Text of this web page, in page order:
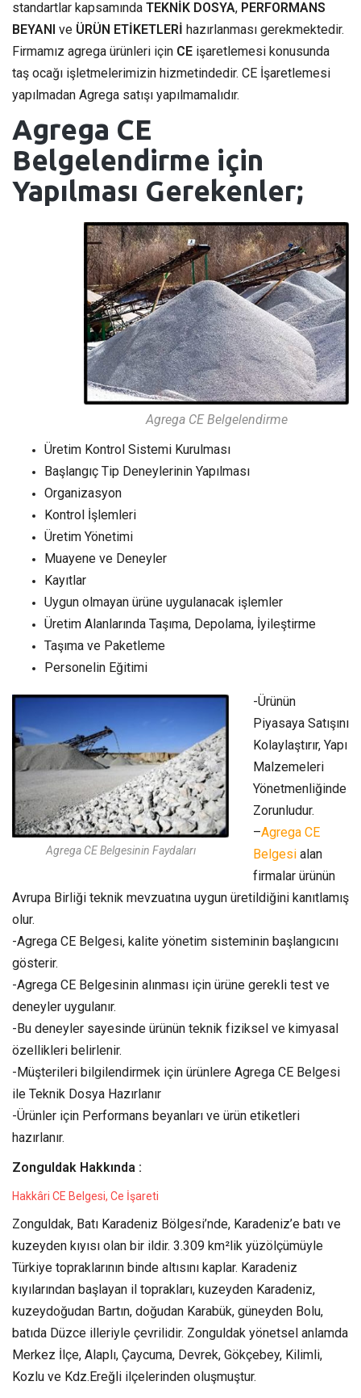
standartlar kapsamında TEKNİK DOSYA, PERFORMANS
BEYANI ve ÜRÜN ETİKETLERİ hazırlanması gerekmektedir.
Firmamız agrega ürünleri için CE işaretlemesi konusunda
taş ocağı işletmelerimizin hizmetindedir. CE İşaretlemesi
yapılmadan Agrega satışı yapılmamalıdır.
Agrega CE
Belgelendirme için
Yapılması Gerekenler;
Agrega CE Belgelendirme
Üretim Kontrol Sistemi Kurulması
Başlangıç Tip Deneylerinin Yapılması
Organizasyon
Kontrol İşlemleri
Üretim Yönetimi
Muayene ve Deneyler
Kayıtlar
Uygun olmayan ürüne uygulanacak işlemler
Üretim Alanlarında Taşıma, Depolama, İyileştirme
Taşıma ve Paketleme
Personelin Eğitimi
Agrega CE Belgesinin Faydaları
-Ürünün
Piyasaya Satışını
Kolaylaştırır, Yapı
Malzemeleri
Yönetmenliğinde
Zorunludur.
–Agrega CE
Belgesi alan
firmalar ürünün
Avrupa Birliği teknik mevzuatına uygun üretildiğini kanıtlamış
olur.
-Agrega CE Belgesi, kalite yönetim sisteminin başlangıcını
gösterir.
-Agrega CE Belgesinin alınması için ürüne gerekli test ve
deneyler uygulanır.
-Bu deneyler sayesinde ürünün teknik fiziksel ve kimyasal
özellikleri belirlenir.
-Müşterileri bilgilendirmek için ürünlere Agrega CE Belgesi
ile Teknik Dosya Hazırlanır
-Ürünler için Performans beyanları ve ürün etiketleri
hazırlanır.
Zonguldak Hakkında :
Hakkâri CE Belgesi, Ce İşareti
Zonguldak, Batı Karadeniz Bölgesi’nde, Karadeniz’e batı ve
kuzeyden kıyısı olan bir ildir. 3.309 km²lik yüzölçümüyle
Türkiye topraklarının binde altısını kaplar. Karadeniz
kıyılarından başlayan il toprakları, kuzeyden Karadeniz,
kuzeydoğudan Bartın, doğudan Karabük, güneyden Bolu,
batıda Düzce illeriyle çevrilidir. Zonguldak yönetsel anlamda
Merkez İlçe, Alaplı, Çaycuma, Devrek, Gökçebey, Kilimli,
Kozlu ve Kdz.Ereğli ilçelerinden oluşmuştur.